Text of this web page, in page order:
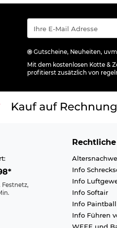
Gutscheine, Neuheiten,
Mit dem kostenlosen Kotte &
profitierst zusätzlich von
Festnetz,
Info
Info
Info Softair
Info Paintball
Info Führen